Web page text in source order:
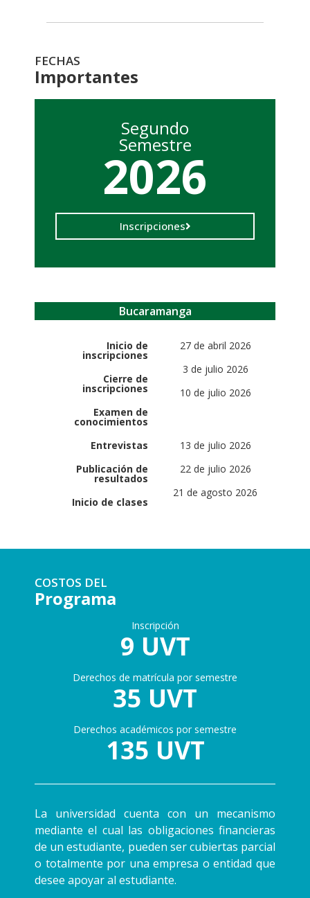
FECHAS
Importantes
Segundo
Semestre
2026
Inscripciones
Bucaramanga
Inicio de
inscripciones
Cierre de
inscripciones
Examen de
conocimientos
27 de abril 2026
3 de julio 2026
10 de julio 2026
Entrevistas
Publicación de
resultados
Inicio de clases
13 de julio 2026
22 de julio 2026
21 de agosto 2026
COSTOS DEL
Programa
Inscripción
9 UVT
Derechos de matrícula por semestre
35 UVT
Derechos académicos por semestre
135 UVT
La universidad cuenta con un mecanismo
mediante el cual las obligaciones financieras
de un estudiante, pueden ser cubiertas parcial
o totalmente por una empresa o entidad que
desee apoyar al estudiante.